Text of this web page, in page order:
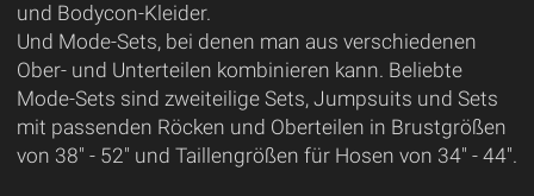
und Bodycon-Kleider.
Und Mode-Sets, bei denen man aus verschiedenen
Ober- und Unterteilen kombinieren kann. Beliebte
Mode-Sets sind zweiteilige Sets, Jumpsuits und Sets
mit passenden Röcken und Oberteilen in Brustgrößen
von 38" - 52" und Taillengrößen für Hosen von 34" - 44".